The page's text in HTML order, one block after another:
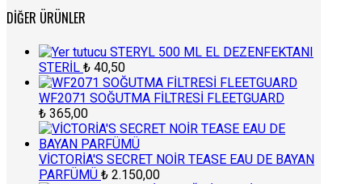
DIĞER ÜRÜNLER
STERYL 500 ML EL DEZENFEKTANI
STERİL ₺ 40,50
WF2071 SOĞUTMA FİLTRESİ FLEETGUARD
₺ 365,00
VİCTORİA'S SECRET NOİR TEASE EAU DE BAYAN
PARFÜMÜ ₺ 2.150,00